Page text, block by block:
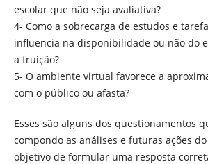
escolar que não seja avaliativa?
4- Como a sobrecarga de estudos e
influencia na disponibilidade ou não do
a fruição?
5- O ambiente virtual favorece a
com o público ou afasta?
Esses são alguns dos questionamentos
compondo as análises e futuras ações
objetivo de formular uma resposta